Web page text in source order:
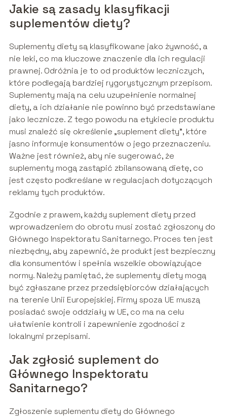
Jakie są zasady klasyfikacji
suplementów diety?
Suplementy diety są klasyfikowane jako żywność, a
nie leki, co ma kluczowe znaczenie dla ich regulacji
prawnej. Odróżnia je to od produktów leczniczych,
które podlegają bardziej rygorystycznym przepisom.
Suplementy mają na celu uzupełnienie normalnej
diety, a ich działanie nie powinno być przedstawiane
jako lecznicze. Z tego powodu na etykiecie produktu
musi znaleźć się określenie „suplement diety”, które
jasno informuje konsumentów o jego przeznaczeniu.
Ważne jest również, aby nie sugerować, że
suplementy mogą zastąpić zbilansowaną dietę, co
jest często podkreślane w regulacjach dotyczących
reklamy tych produktów.
Zgodnie z prawem, każdy suplement diety przed
wprowadzeniem do obrotu musi zostać zgłoszony do
Głównego Inspektoratu Sanitarnego. Proces ten jest
niezbędny, aby zapewnić, że produkt jest bezpieczny
dla konsumentów i spełnia wszelkie obowiązujące
normy. Należy pamiętać, że suplementy diety mogą
być zgłaszane przez przedsiębiorców działających
na terenie Unii Europejskiej. Firmy spoza UE muszą
posiadać swoje oddziały w UE, co ma na celu
ułatwienie kontroli i zapewnienie zgodności z
lokalnymi przepisami.
Jak zgłosić suplement do
Głównego Inspektoratu
Sanitarnego?
Zgłoszenie suplementu diety do Głównego